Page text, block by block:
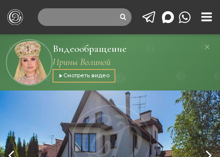
Видеообращение
Ирины Волиной
Смотреть видео